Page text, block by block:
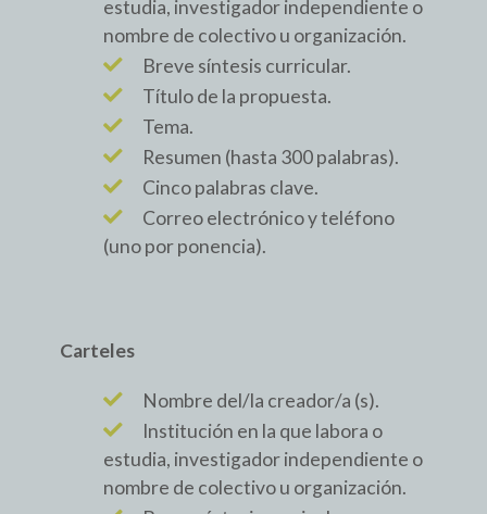
estudia, investigador independiente o
nombre de colectivo u organización.
Breve síntesis curricular.
Título de la propuesta.
Tema.
Resumen (hasta 300 palabras).
Cinco palabras clave.
Correo electrónico y teléfono
(uno por ponencia).
Carteles
Nombre del/la creador/a (s).
Institución en la que labora o
estudia, investigador independiente o
nombre de colectivo u organización.